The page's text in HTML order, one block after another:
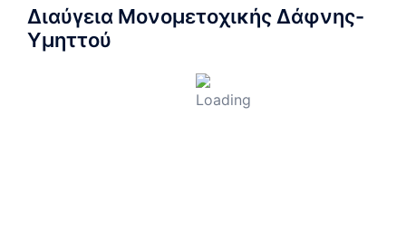
Διαύγεια Μονομετοχικής Δάφνης-
Υμηττού